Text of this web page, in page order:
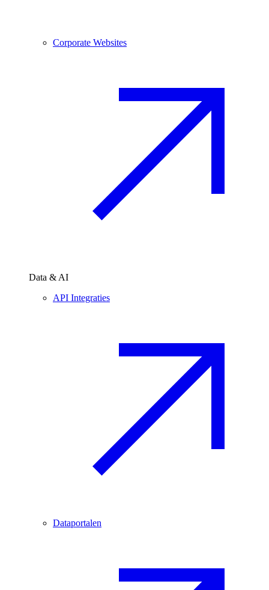
Corporate Websites
Data & AI
API Integraties
Dataportalen